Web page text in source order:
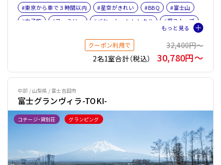
#東京から車で３時間以内 #星空がきれい #BBQ
#富士山
#女子旅
#ファミリー #バケーションレンタル
#薪ストーブ
クーポン利用で
32,400円〜
2名1室合計（税込）
30,780円〜
コテージ・貸別荘 グランピング
中部 / 山梨県 / 富士吉田市
富士グランヴィラ-TOKI-